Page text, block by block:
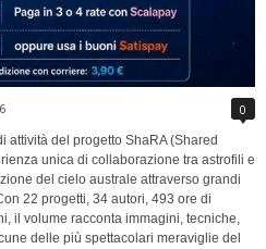
0
del progetto ShaRA (Shared
unica di collaborazione tra astrofili e
del cielo australe attraverso grandi
22 progetti, 34 autori, 493 ore di
il volume racconta immagini, tecniche,
delle più spettacolari meraviglie del